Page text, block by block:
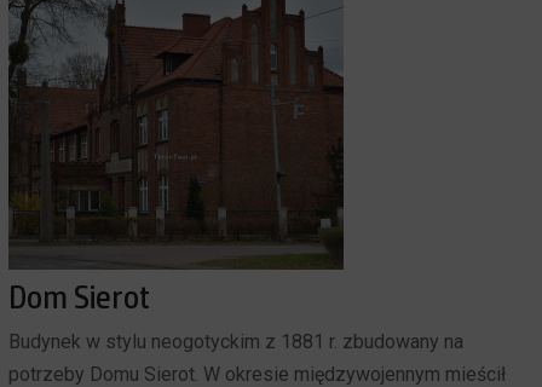
Dom Sierot
Budynek w stylu neogotyckim z 1881 r. zbudowany na
potrzeby Domu Sierot. W okresie międzywojennym mieścił